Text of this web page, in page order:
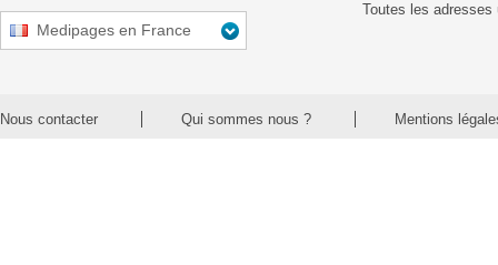
Medipages en France
Toutes les adresses
Nous contacter Qui sommes nous ? Mentions